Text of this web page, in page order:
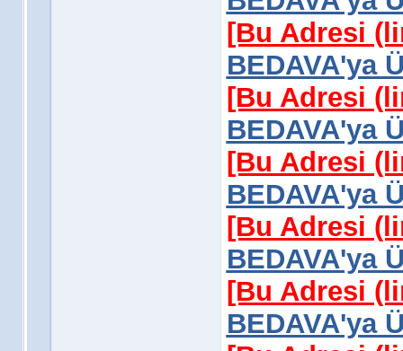
[Bu Adresi
BEDAVA'ya
[Bu Adresi
BEDAVA'ya
[Bu Adresi
BEDAVA'ya
[Bu Adresi
BEDAVA'ya
[Bu Adresi
BEDAVA'ya